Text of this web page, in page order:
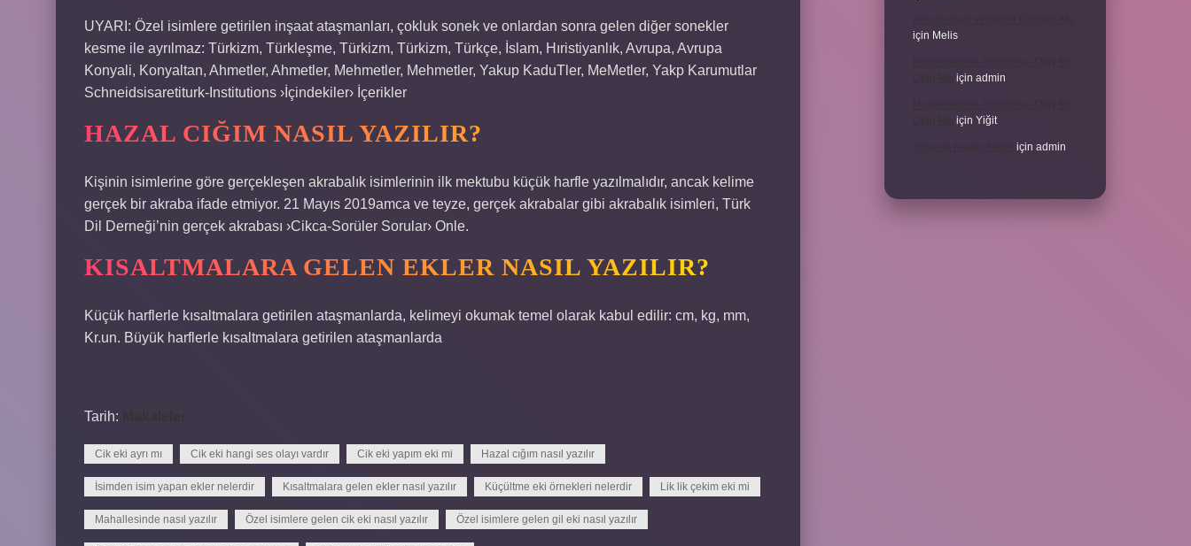
UYARI: Özel isimlere getirilen inşaat ataşmanları, çokluk sonek ve onlardan sonra gelen diğer sonekler
kesme ile ayrılmaz: Türkizm, Türkleşme, Türkizm, Türkizm, Türkçe, İslam, Hıristiyanlık, Avrupa, Avrupa
Konyali, Konyaltan, Ahmetler, Ahmetler, Mehmetler, Mehmetler, Yakup KaduTler, MeMetler, Yakp Karumutlar
Schneidsisaretiturk-Institutions ›İçindekiler› İçerikler
HAZAL CIĞIM NASIL YAZILIR?
Kişinin isimlerine göre gerçekleşen akrabalık isimlerinin ilk mektubu küçük harfle yazılmalıdır, ancak kelime
gerçek bir akraba ifade etmiyor. 21 Mayıs 2019amca ve teyze, gerçek akrabalar gibi akrabalık isimleri, Türk
Dil Derneği’nin gerçek akrabası ›Cikca-Sorüler Sorular› Onle.
KISALTMALARA GELEN EKLER NASIL YAZILIR?
Küçük harflerle kısaltmalara getirilen ataşmanlarda, kelimeyi okumak temel olarak kabul edilir: cm, kg, mm,
Kr.un. Büyük harflerle kısaltmalara getirilen ataşmanlarda
Tarih: Makaleler
Cik eki ayrı mı Cik eki hangi ses olayı vardır Cik eki yapım eki mi Hazal cığım nasıl yazılır
İsimden isim yapan ekler nelerdir Kısaltmalara gelen ekler nasıl yazılır Küçültme eki örnekleri nelerdir Lik lik çekim eki mi
Mahallesinde nasıl yazılır Özel isimlere gelen cik eki nasıl yazılır Özel isimlere gelen gil eki nasıl yazılır
için Melis
için admin
için Yiğit
için admin